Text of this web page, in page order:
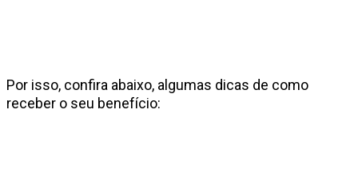
Por isso, confira abaixo, algumas dicas de como
receber o seu benefício: